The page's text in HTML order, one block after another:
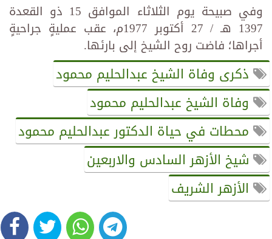
وفي صبيحة يوم الثلاثاء الموافق 15 ذو القعدة
1397 هـ / 27 أكتوبر 1977م، عقب عمليةٍ جراحيةٍ
أجراها؛ فاضت روح الشيخ إلى بارئها.
ذكرى وفاة الشيخ عبدالحليم محمود
وفاة الشيخ عبدالحليم محمود
محطات في حياة الدكتور عبدالحليم محمود
شيخ الأزهر السادس والاربعين
الأزهر الشريف